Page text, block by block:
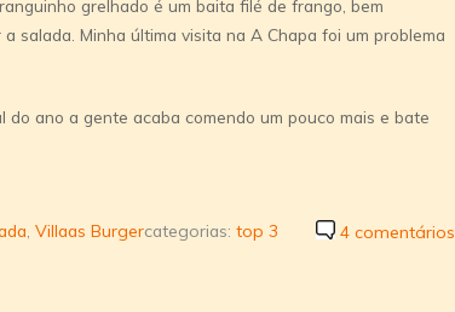
grelhado é um baita filé de frango, bem
salada. Minha última visita na A Chapa foi um problema
do ano a gente acaba comendo um pouco mais e bate
4 comentários
Villaas Burgercategorias: top 3